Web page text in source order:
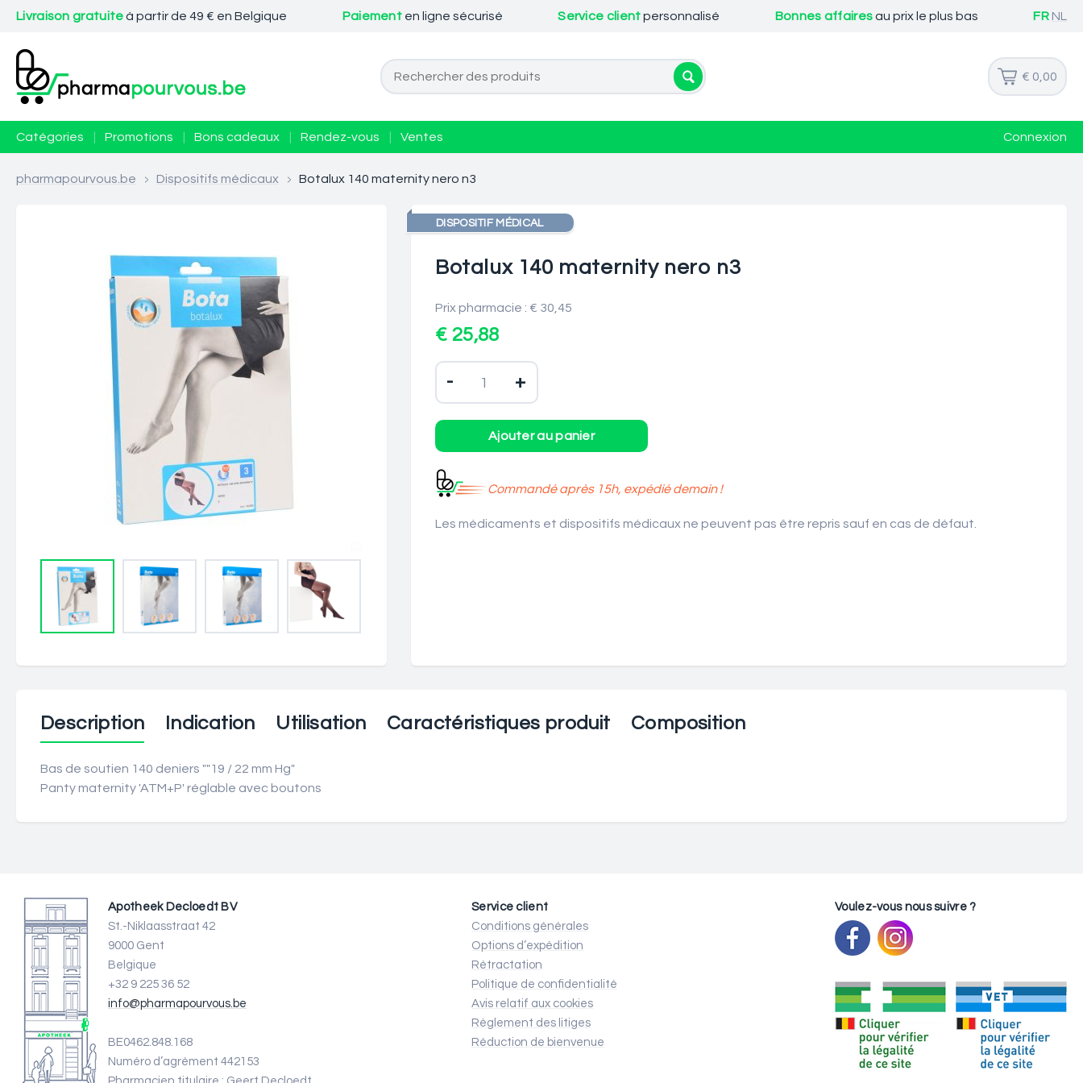
Livraison gratuiteà partir de 49 € en Belgique Paiement en ligne sécurisé Service clientpersonnalisé Bonnes affairesau prix le plus bas FR NL
€ 0,00
Catégories Promotions Bons cadeaux Rendez-vous Ventes Connexion
pharmapourvous.be > Dispositifs médicaux > Botalux 140 maternity nero n3
DISPOSITIF MÉDICAL
Botalux 140 maternity nero n3
Prix pharmacie : € 30,45
€ 25,88
- +
Commandé après 15h, expédié demain !
Les médicaments et dispositifs médicaux ne peuvent pas être repris sauf en cas de défaut.
Description Indication Utilisation Caractéristiques produit Composition
Bas de soutien 140 deniers ""19 / 22 mm Hg"
Panty maternity 'ATM+P' réglable avec boutons
Apotheek Decloedt BV
St.-Niklaasstraat 42
9000 Gent
Belgique
+32 9 225 36 52
info@pharmapourvous.be
BE0462.848.168
Numéro d’agrément 442153
Service client
Conditions générales
Options d’expédition
Rétractation
Politique de confidentialité
Avis relatif aux cookies
Règlement des litiges
Réduction de bienvenue
Voulez-vous nous suivre ?